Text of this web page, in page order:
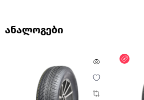
ანალოგები